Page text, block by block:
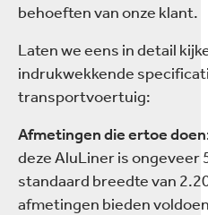
behoeften van onze klant.
Laten we eens in detail
indrukwekkende
transportvoertuig:
Afmetingen die ertoe
deze AluLiner is ongeveer
standaard breedte van
afmetingen bieden